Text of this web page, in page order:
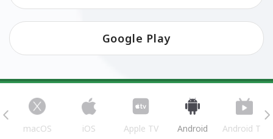
Google Play
macOS iOS Apple TV Android Android TV